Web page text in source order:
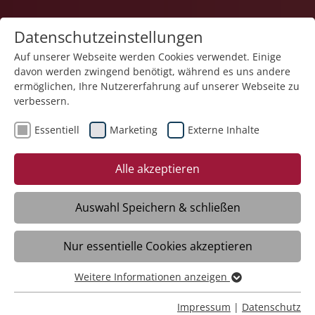
Pflege
Neues 2025
Datenschutzeinstellungen
Auf unserer Webseite werden Cookies verwendet. Einige
davon werden zwingend benötigt, während es uns andere
ermöglichen, Ihre Nutzererfahrung auf unserer Webseite zu
verbessern.
Essentiell Marketing Externe Inhalte
Alle akzeptieren
Auswahl Speichern & schließen
Nur essentielle Cookies akzeptieren
Essentiell
Essentielle Cookies werden für grundlegende Funktionen
Weitere Informationen anzeigen
Impressum | Datenschutz